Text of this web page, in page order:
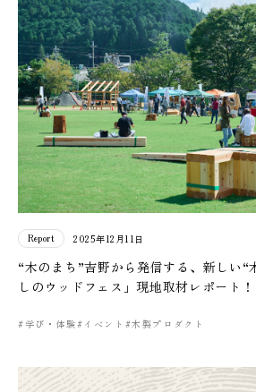
Report 2025年12月11日
“木のまち”吉野から発信する、新しい
しのウッドフェス」現地取材レポート！
#学び・体験#イベント #木製プロダクト